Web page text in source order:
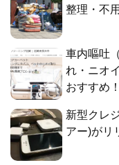
整理・不
車内嘔吐
れ・ニオ
おすすめ
新型クレ
アー)がリ